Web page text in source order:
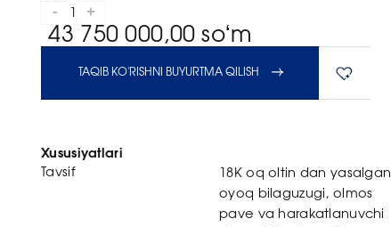
- +
43 750 000,00 soʻm
TAQIB KO'RISHNI BUYURTMA QILISH
Xususiyatlari
Tavsif
18K oq oltin dan yasalgan
oyoq bilaguzugi, olmos
pave va harakatlanuvchi